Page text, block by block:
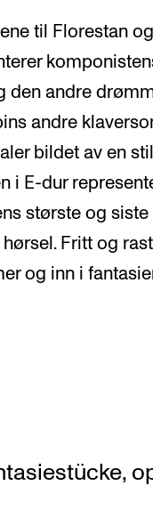
til Florestan og
den andre
andre
bildet av en
i E-dur
største og siste
Fritt og
og inn i